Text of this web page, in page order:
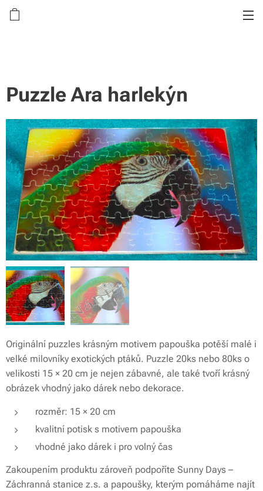
Puzzle Ara harlekýn
Originální puzzles krásným motivem papouška potěší malé i
velké milovníky exotických ptáků. Puzzle 20ks nebo 80ks o
velikosti 15 × 20 cm je nejen zábavné, ale také tvoří krásný
obrázek vhodný jako dárek nebo dekorace.
rozměr: 15 × 20 cm
kvalitní potisk s motivem papouška
vhodné jako dárek i pro volný čas
Zakoupením produktu zároveň podpoříte Sunny Days –
Záchranná stanice z.s. a papoušky, kterým pomáháme najít